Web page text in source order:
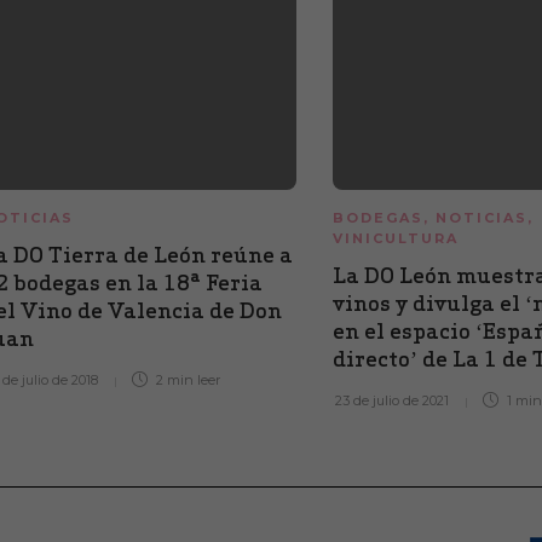
DO Tierra de León reúne a
bodegas en la 18ª Feria
Vino de Valencia de Don
de julio de 2018 2 min leer
BODEGAS , NOTICIAS ,
VINICULTURA
La DO León
vinos y divulga el
en el espacio
directo’ de La 1 de
23 de julio de 2021 1 min